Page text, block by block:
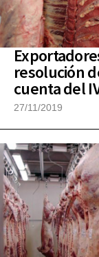
resolución
cuenta del
27/11/2019